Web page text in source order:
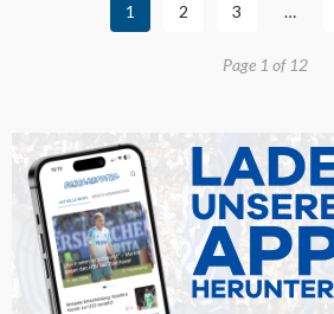
1 2 3 …
Page 1 of 12